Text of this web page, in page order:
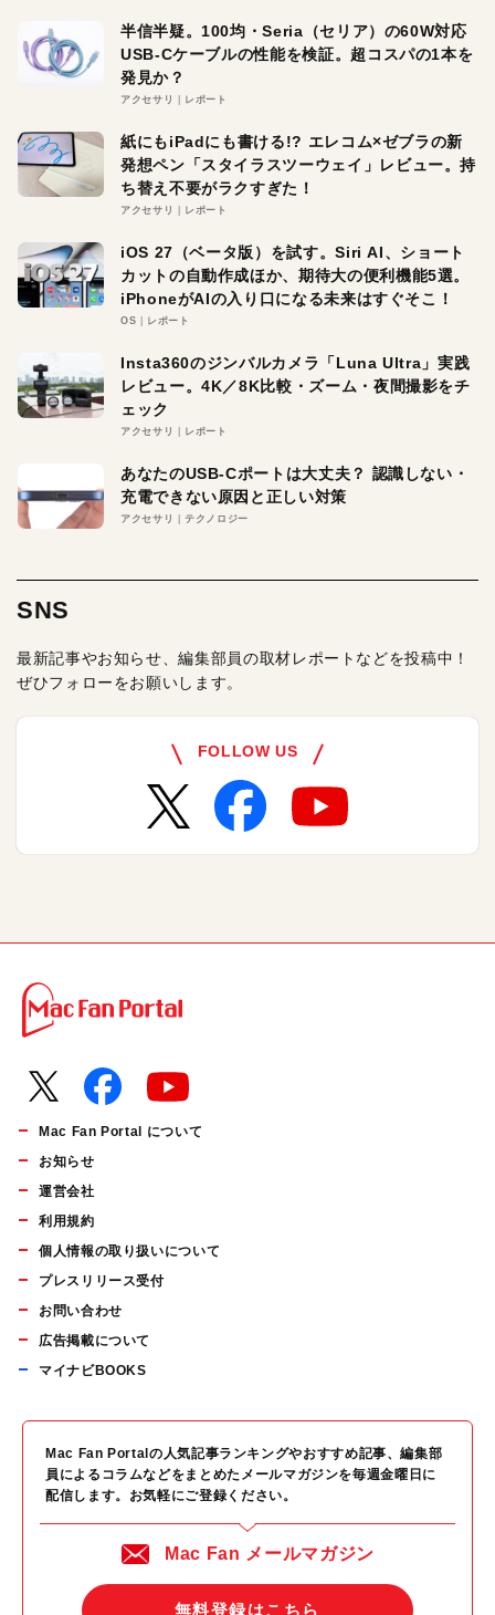
半信半疑。100均・Seria（セリア）の60W対応
USB-Cケーブルの性能を検証。超コスパの1本を
発見か？
アクセサリ レポート
紙にもiPadにも書ける!? エレコム×ゼブラの新
発想ペン「スタイラスツーウェイ」レビュー。持
ち替え不要がラクすぎた！
アクセサリ レポート
iOS 27（ベータ版）を試す。Siri AI、ショート
カットの自動作成ほか、期待大の便利機能5選。
iPhoneがAIの入り口になる未来はすぐそこ！
OS レポート
Insta360のジンバルカメラ「Luna Ultra」実践
レビュー。4K／8K比較・ズーム・夜間撮影をチ
ェック
アクセサリ レポート
あなたのUSB-Cポートは大丈夫？ 認識しない・
充電できない原因と正しい対策
アクセサリ テクノロジー
SNS
最新記事やお知らせ、編集部員の取材レポートなどを投稿中！
ぜひフォローをお願いします。
FOLLOW US
Mac Fan Portal について
お知らせ
運営会社
利用規約
個人情報の取り扱いについて
プレスリリース受付
お問い合わせ
広告掲載について
マイナビBOOKS
Mac Fan Portalの人気記事ランキングやおすすめ記事、編集部
員によるコラムなどをまとめたメールマガジンを毎週金曜日に
配信します。お気軽にご登録ください。
Mac Fan メールマガジン
無料登録はこちら